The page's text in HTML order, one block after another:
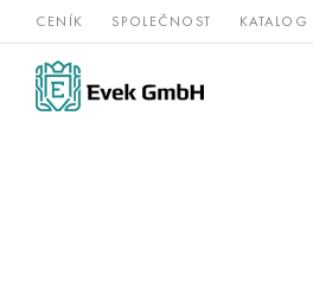
CENÍK SPOLEČNOST KATALOG
Slitiny
niklu